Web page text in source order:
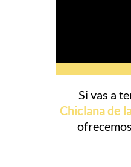
Si vas a
Chiclana de